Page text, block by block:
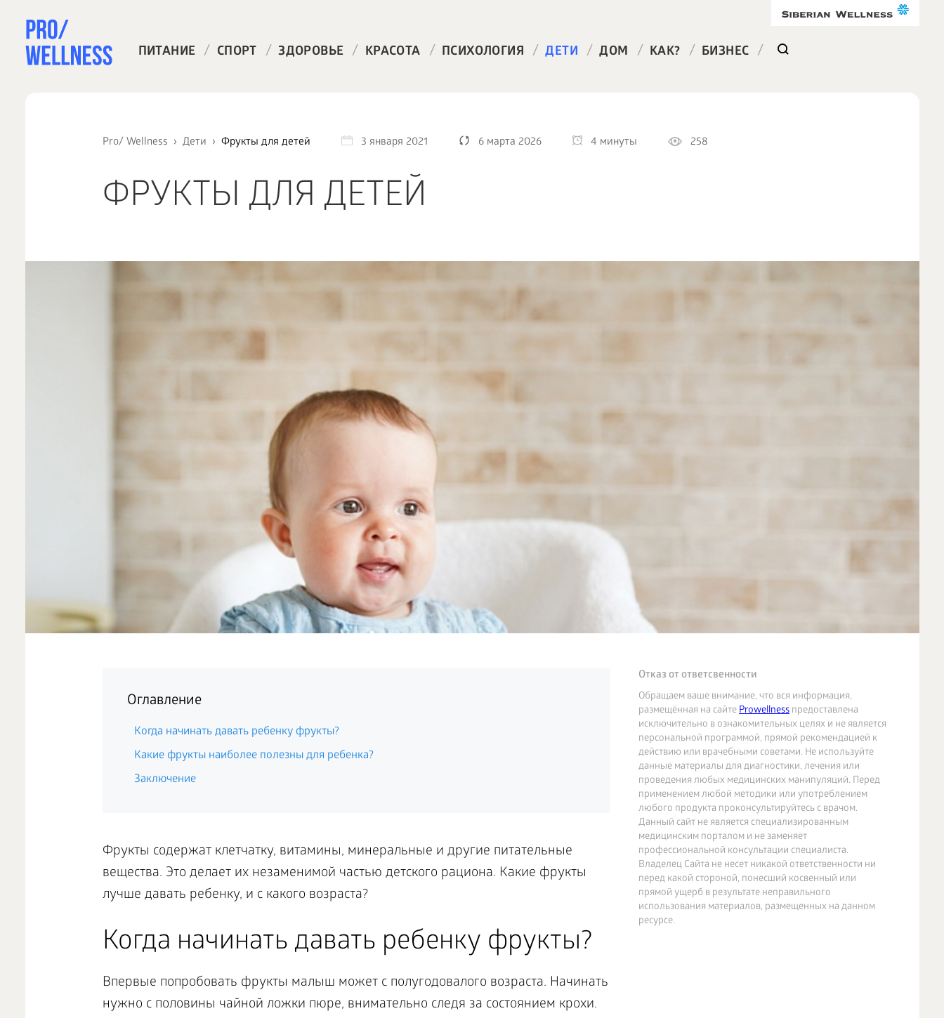
ПИТАНИЕ / СПОРТ / ЗДОРОВЬЕ / КРАСОТА / ПСИХОЛОГИЯ / ДЕТИ / ДОМ / КАК? / БИЗНЕС /
Pro/ Wellness Дети Фрукты для детей 3 января 2021 6 марта 2026 4 минуты 258
ФРУКТЫ ДЛЯ ДЕТЕЙ
Отказ от ответсвенности
Обращаем ваше внимание, что вся информация,
размещённая на сайтеProwellnessпредоставлена
исключительно в ознакомительных целях и не является
персональной программой, прямой рекомендацией к
действию или врачебными советами. Не используйте
данные материалы для диагностики, лечения или
проведения любых медицинских манипуляций. Перед
применением любой методики или употреблением
любого продукта проконсультируйтесь с врачом.
Данный сайт не является специализированным
медицинским порталом и не заменяет
профессиональной консультации специалиста.
Владелец Сайта не несет никакой ответственности ни
перед какой стороной, понесший косвенный или
прямой ущерб в результате неправильного
использования материалов, размещенных на данном
ресурсе.
Оглавление
Когда начинать давать ребенку фрукты?
Какие фрукты наиболее полезны для ребенка?
Заключение
Фрукты содержат клетчатку, витамины, минеральные и другие питательные
вещества. Это делает их незаменимой частью детского рациона. Какие фрукты
лучше давать ребенку, и с какого возраста?
Когда начинать давать ребенку фрукты?
Впервые попробовать фрукты малыш может с полугодовалого возраста. Начинать
нужно с половины чайной ложки пюре, внимательно следя за состоянием крохи.